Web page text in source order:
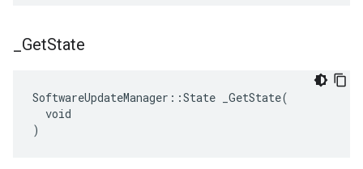
GetState
SoftwareUpdateManager::State _GetState(
  void
)